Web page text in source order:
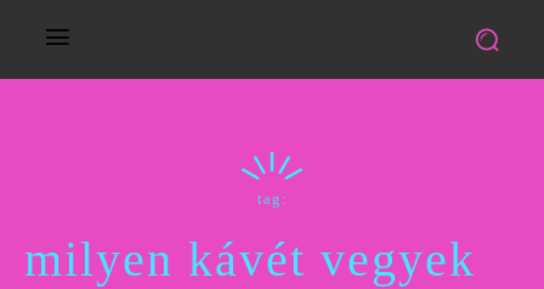
tag:
milyen kávét vegyek